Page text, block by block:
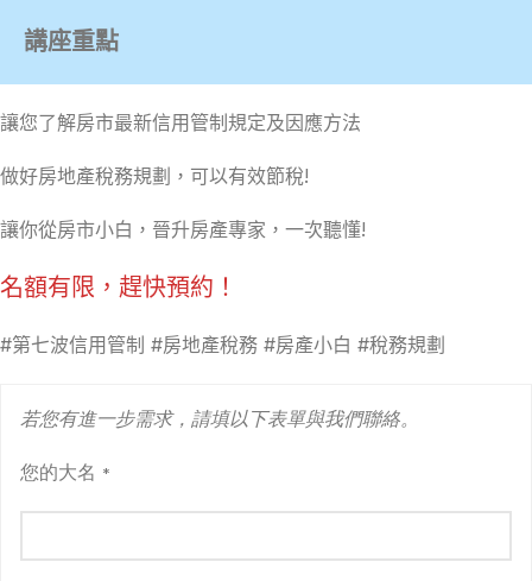
講座重點
讓您了解房市最新信用管制規定及因應方法
做好房地產稅務規劃，可以有效節稅!
讓你從房市小白，晉升房產專家，一次聽懂!
名額有限，趕快預約！
#第七波信用管制 #房地產稅務 #房產小白 #稅務規劃
若您有進一步需求，請填以下表單與我們聯絡。
您的大名 *